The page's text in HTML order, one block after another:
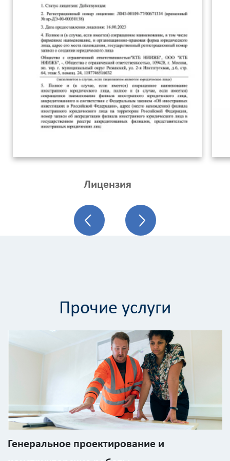
Лицензия
Прочие услуги
Генеральное проектирование и
Калькулятор
расчёта
?
Площадь
Назначение
здания